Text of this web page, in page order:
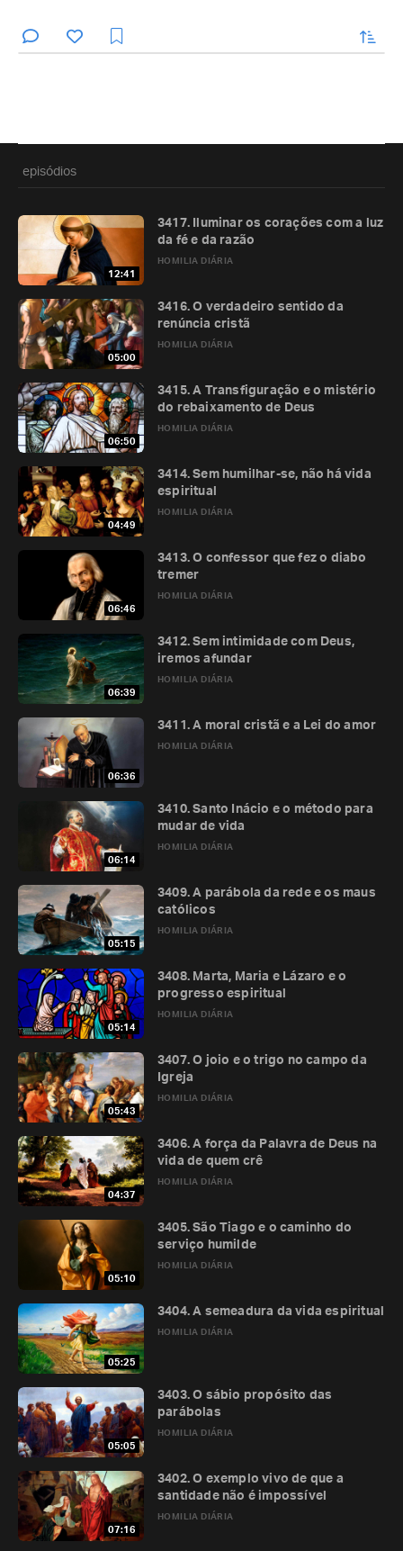
enviar
episódios
12:41
HOMILIA DIÁRIA
3417. Iluminar os corações com a luz
da fé e da razão
05:00
HOMILIA DIÁRIA
3416. O verdadeiro sentido da
renúncia cristã
06:50
HOMILIA DIÁRIA
3415. A Transfiguração e o mistério
do rebaixamento de Deus
04:49
HOMILIA DIÁRIA
3414. Sem humilhar-se, não há vida
espiritual
06:46
HOMILIA DIÁRIA
3413. O confessor que fez o diabo
tremer
06:39
HOMILIA DIÁRIA
3412. Sem intimidade com Deus,
iremos afundar
06:36
HOMILIA DIÁRIA
3411. A moral cristã e a Lei do amor
06:14
HOMILIA DIÁRIA
3410. Santo Inácio e o método para
mudar de vida
05:15
HOMILIA DIÁRIA
3409. A parábola da rede e os maus
católicos
05:14
HOMILIA DIÁRIA
3408. Marta, Maria e Lázaro e o
progresso espiritual
05:43
HOMILIA DIÁRIA
3407. O joio e o trigo no campo da
Igreja
04:37
HOMILIA DIÁRIA
3406. A força da Palavra de Deus na
vida de quem crê
05:10
HOMILIA DIÁRIA
3405. São Tiago e o caminho do
serviço humilde
05:25
HOMILIA DIÁRIA
3404. A semeadura da vida espiritual
05:05
HOMILIA DIÁRIA
3403. O sábio propósito das
parábolas
07:16
HOMILIA DIÁRIA
3402. O exemplo vivo de que a
santidade não é impossível